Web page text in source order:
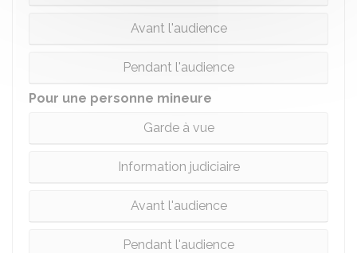
Avant l'audience
Pendant l'audience
Pour une personne mineure
Garde à vue
Information judiciaire
Avant l'audience
Pendant l'audience